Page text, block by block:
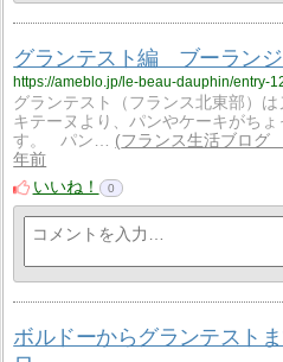
グランテスト編 ブーラン
グランテスト（フランス北東部）は
キテーヌより、パンやケーキがちょ
す。 パン…
フランス生活ブロ
年前
いいね！
0
ボルドーからグランテスト